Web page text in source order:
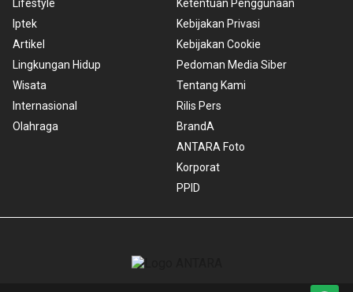
Lifestyle
Iptek
Artikel
Lingkungan Hidup
Wisata
Internasional
Olahraga
Ketentuan Penggunaan
Kebijakan Privasi
Kebijakan Cookie
Pedoman Media Siber
Tentang Kami
Rilis Pers
BrandA
ANTARA Foto
Korporat
PPID